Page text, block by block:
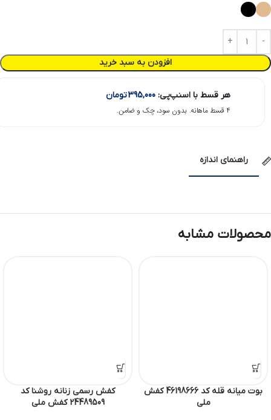
افزودن به سبد خرید
هر قسط با اسنپ‌پی: 395,000تومان
۴ قسط ماهانه. بدون سود، چک و ضامن.
راهنمای اندازه
محصولات مشابه
بوت میانه قله کد 46198666 کفش
ملی
کفش رسمی زنانه روشنا کد
24489509 کفش ملی